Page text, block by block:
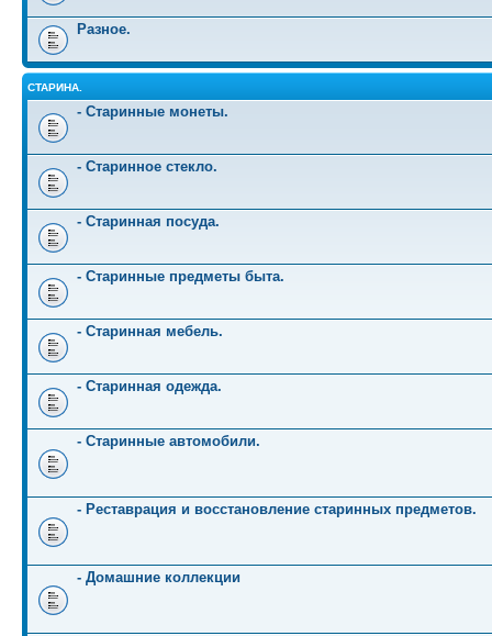
Разное.
СТАРИНА.
- Старинные монеты.
- Старинное стекло.
- Старинная посуда.
- Старинные предметы быта.
- Старинная мебель.
- Старинная одежда.
- Старинные автомобили.
- Реставрация и восстановление старинных предметов.
- Домашние коллекции